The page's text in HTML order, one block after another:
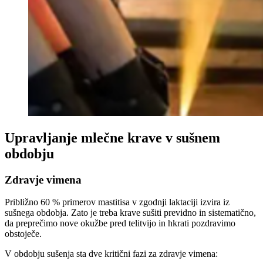
Upravljanje mlečne krave v sušnem
obdobju
Zdravje vimena
Približno 60 % primerov mastitisa v zgodnji laktaciji izvira iz
sušnega obdobja. Zato je treba krave sušiti previdno in sistematično,
da preprečimo nove okužbe pred telitvijo in hkrati pozdravimo
obstoječe.
V obdobju sušenja sta dve kritični fazi za zdravje vimena: